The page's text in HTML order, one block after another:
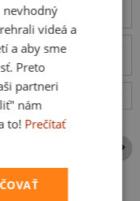
vo stredu
nevhodný
videá a
a aby sme
Preto
partneri
nám
to! Prečítať